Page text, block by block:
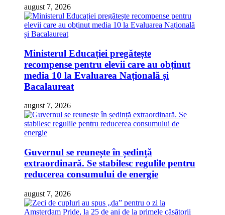
august 7, 2026
Ministerul Educației pregătește
recompense pentru elevii care au obținut
media 10 la Evaluarea Națională și
Bacalaureat
august 7, 2026
Guvernul se reunește în ședință
extraordinară. Se stabilesc regulile pentru
reducerea consumului de energie
august 7, 2026